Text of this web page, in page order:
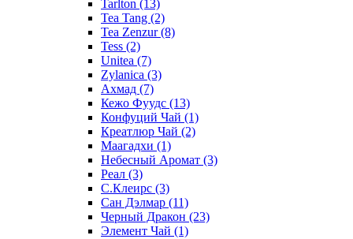
Tarlton (13)
Tea Tang (2)
Tea Zenzur(8)
Tess (2)
Unitea (7)
Zylanica (3)
Ахмад (7)
Кежо Фуудс (13)
Конфуций Чай (1)
Креатлюр Чай (2)
Маагадхи (1)
Небесный Аромат (3)
Реал (3)
С.Клеирс (3)
Сан Дэлмар (11)
Черный Дракон (23)
Элемент Чай (1)